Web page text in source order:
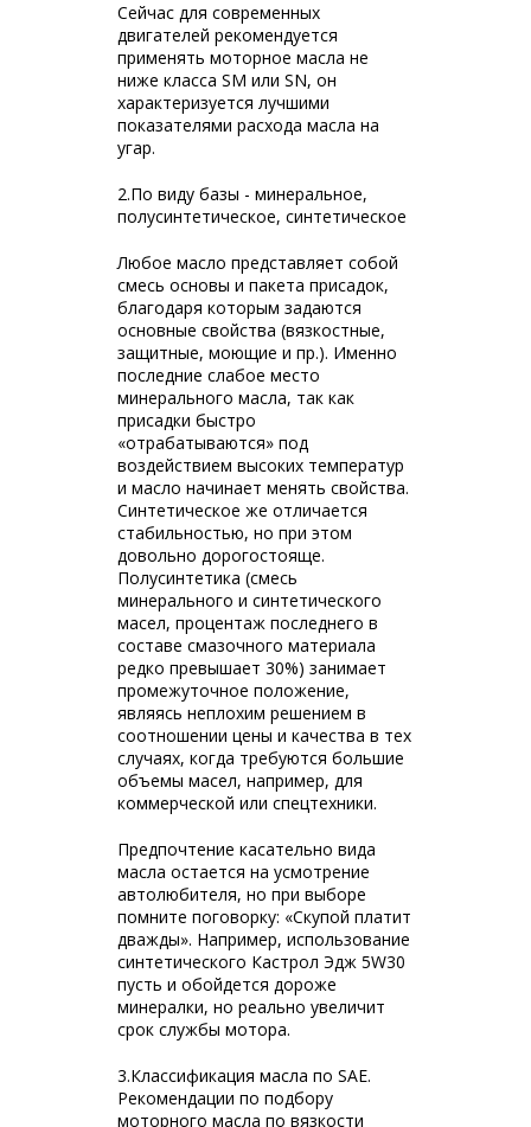
Сейчас для современных
двигателей рекомендуется
применять моторное масла не
ниже класса SM или SN, он
характеризуется лучшими
показателями расхода масла на
угар.
2.По виду базы - минеральное,
полусинтетическое, синтетическое
Любое масло представляет собой
смесь основы и пакета присадок,
благодаря которым задаются
основные свойства (вязкостные,
защитные, моющие и пр.). Именно
последние слабое место
минерального масла, так как
присадки быстро
«отрабатываются» под
воздействием высоких температур
и масло начинает менять свойства.
Синтетическое же отличается
стабильностью, но при этом
довольно дорогостояще.
Полусинтетика (смесь
минерального и синтетического
масел, процентаж последнего в
составе смазочного материала
редко превышает 30%) занимает
промежуточное положение,
являясь неплохим решением в
соотношении цены и качества в тех
случаях, когда требуются большие
объемы масел, например, для
коммерческой или спецтехники.
Предпочтение касательно вида
масла остается на усмотрение
автолюбителя, но при выборе
помните поговорку: «Скупой платит
дважды». Например, использование
синтетического Кастрол Эдж 5W30
пусть и обойдется дороже
минералки, но реально увеличит
срок службы мотора.
3.Классификация масла по SAE.
Рекомендации по подбору
моторного масла по вязкости